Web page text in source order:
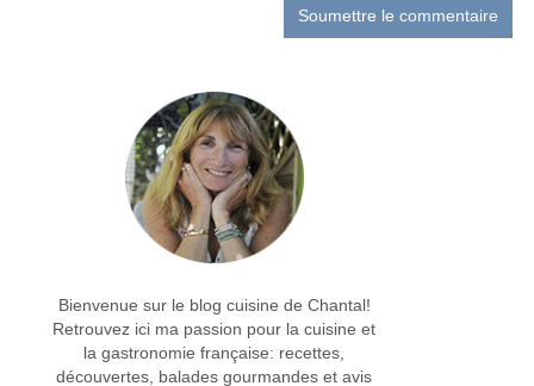
Bienvenue sur le blog cuisine de Chantal!
Retrouvez ici ma passion pour la cuisine et
la gastronomie française: recettes,
découvertes, balades gourmandes et avis